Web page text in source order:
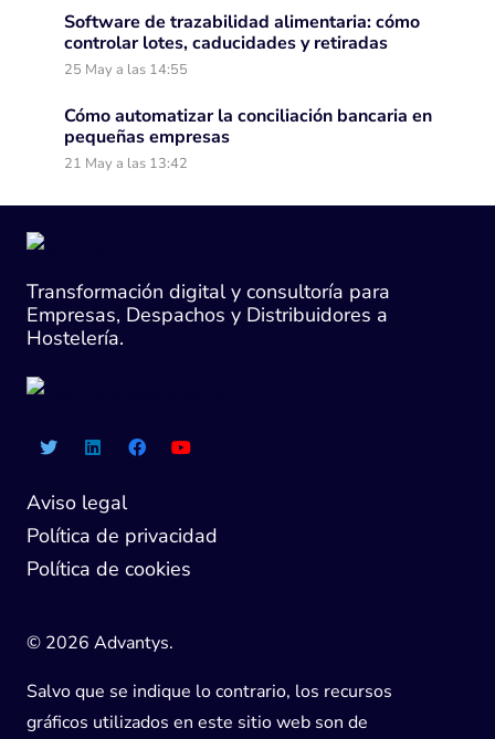
Software de trazabilidad alimentaria: cómo
controlar lotes, caducidades y retiradas
25 May a las 14:55
Cómo automatizar la conciliación bancaria en
pequeñas empresas
21 May a las 13:42
Transformación digital y consultoría para
Empresas, Despachos y Distribuidores a
Hostelería.
Aviso legal
Política de privacidad
Política de cookies
© 2026 Advantys.
Salvo que se indique lo contrario, los recursos
gráficos utilizados en este sitio web son de